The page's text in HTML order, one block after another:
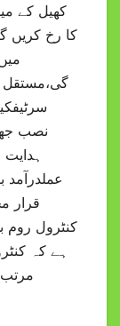
کھیل کے
کا رخ کریں
گی،مستقل
نصب
ہدایت
قرار
کنٹرول روم
مرتب